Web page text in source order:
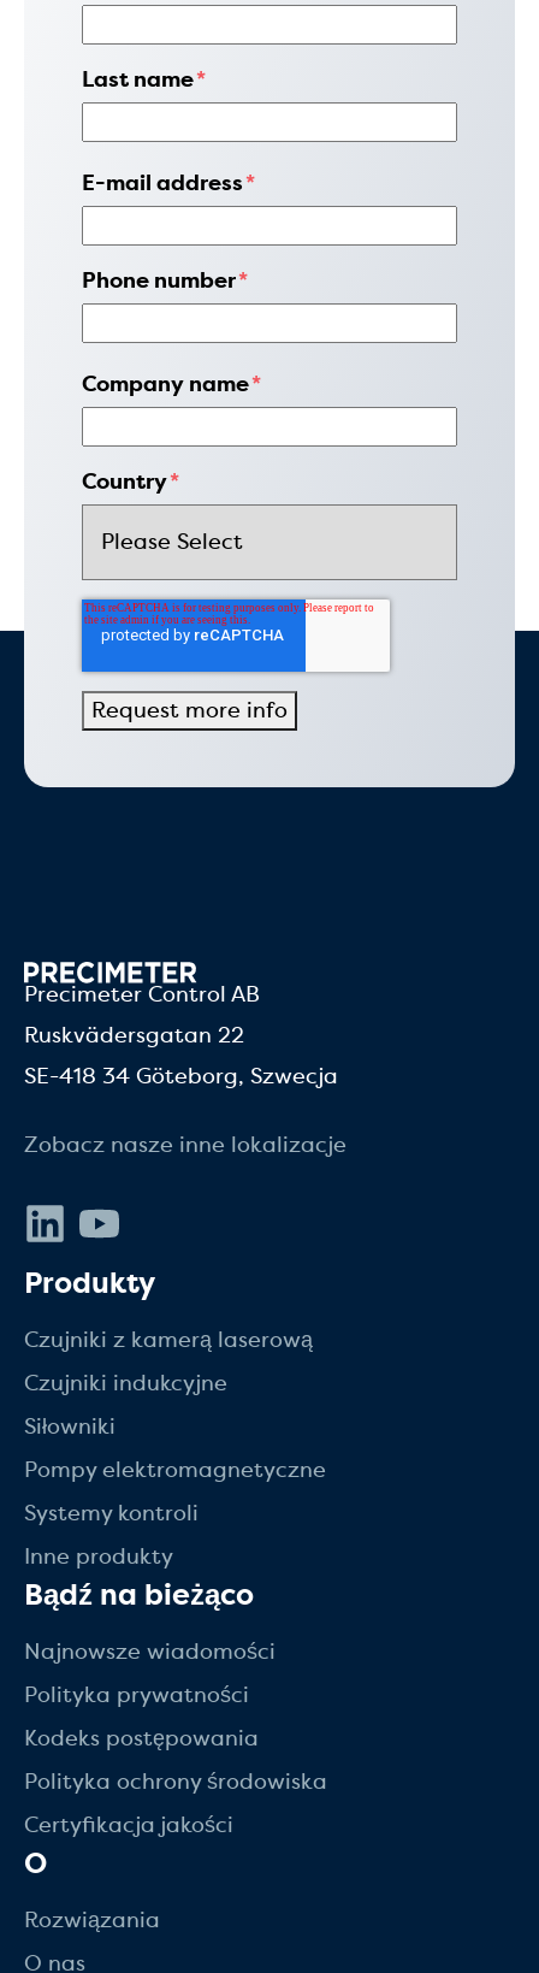
Last name*
E-mail address*
Phone number*
Company name*
Country*
Precimeter Control AB
Ruskvädersgatan 22
SE-418 34 Göteborg, Szwecja
Zobacz nasze inne lokalizacje
LinkedIn
Produkty
Czujniki z kamerą laserową
Czujniki indukcyjne
Siłowniki
Pompy elektromagnetyczne
Systemy kontroli
Inne produkty
Bądź na bieżąco
Najnowsze wiadomości
Polityka prywatności
Kodeks postępowania
Polityka ochrony środowiska
Certyfikacja jakości
O
Rozwiązania
O nas